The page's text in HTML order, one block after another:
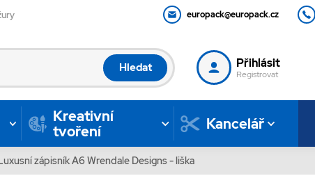
europack@europack.cz
Hledat Přihlásit
Registrovat
Kreativní
tvoření
Kancelář
zápisník A6 Wrendale Designs - liška